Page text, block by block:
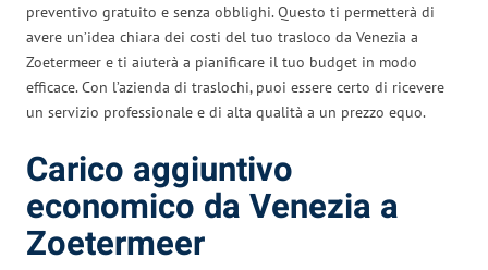
preventivo gratuito e senza obblighi. Questo ti permetterà di
avere un’idea chiara dei costi del tuo trasloco da Venezia a
Zoetermeer e ti aiuterà a pianificare il tuo budget in modo
efficace. Con l’azienda di traslochi, puoi essere certo di ricevere
un servizio professionale e di alta qualità a un prezzo equo.
Carico aggiuntivo
economico da Venezia a
Zoetermeer